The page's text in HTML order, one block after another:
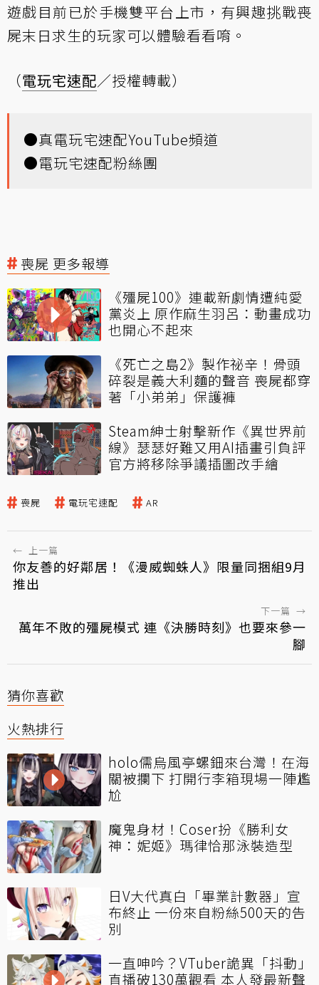
遊戲目前已於手機雙平台上市，有興趣挑戰喪
屍末日求生的玩家可以體驗看看唷。
（電玩宅速配／授權轉載）
●真電玩宅速配YouTube頻道
●電玩宅速配粉絲團
喪屍 更多報導
《殭屍100》連載新劇情遭純愛
黨炎上 原作麻生羽呂：動畫成功
也開心不起來
《死亡之島2》製作祕辛！骨頭
碎裂是義大利麵的聲音 喪屍都穿
著「小弟弟」保護褲
Steam紳士射擊新作《異世界前
線》瑟瑟好難又用AI插畫引負評
官方將移除爭議插圖改手繪
喪屍 電玩宅速配 AR
← 上一篇
你友善的好鄰居！《漫威蜘蛛人》限量同捆組9月
推出
下一篇 →
萬年不敗的殭屍模式 連《決勝時刻》也要來參一
腳
猜你喜歡
火熱排行
holo儒烏風亭螺鈿來台灣！在海
關被攔下 打開行李箱現場一陣尷
尬
魔鬼身材！Coser扮《勝利女
神：妮姬》瑪律恰那泳裝造型
日V大代真白「畢業計數器」宣
布終止 一份來自粉絲500天的告
別
一直呻吟？VTuber詭異「抖動」
直播破130萬觀看 本人發最新聲